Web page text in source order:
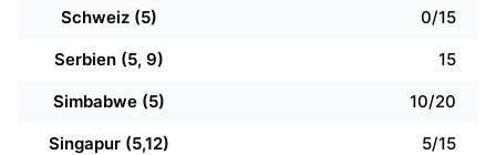
Schweiz (5)
0/15
Serbien (5, 9)
15
Simbabwe (5)
10/20
Singapur (5,12)
5/15